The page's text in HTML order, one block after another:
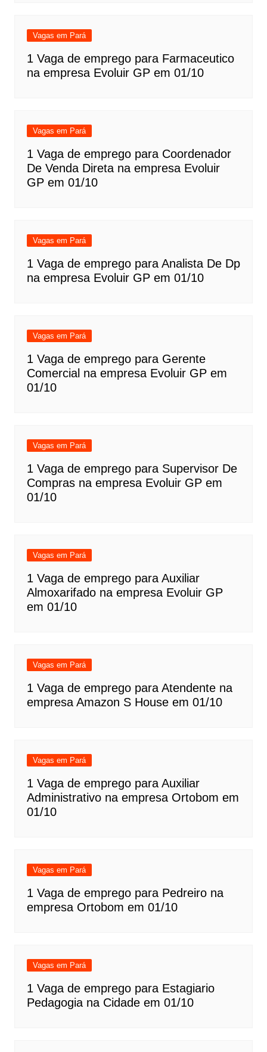
Vagas em Pará
1 Vaga de emprego para Farmaceutico
na empresa Evoluir GP em 01/10
Vagas em Pará
1 Vaga de emprego para Coordenador
De Venda Direta na empresa Evoluir
GP em 01/10
Vagas em Pará
1 Vaga de emprego para Analista De Dp
na empresa Evoluir GP em 01/10
Vagas em Pará
1 Vaga de emprego para Gerente
Comercial na empresa Evoluir GP em
01/10
Vagas em Pará
1 Vaga de emprego para Supervisor De
Compras na empresa Evoluir GP em
01/10
Vagas em Pará
1 Vaga de emprego para Auxiliar
Almoxarifado na empresa Evoluir GP
em 01/10
Vagas em Pará
1 Vaga de emprego para Atendente na
empresa Amazon S House em 01/10
Vagas em Pará
1 Vaga de emprego para Auxiliar
Administrativo na empresa Ortobom em
01/10
Vagas em Pará
1 Vaga de emprego para Pedreiro na
empresa Ortobom em 01/10
Vagas em Pará
1 Vaga de emprego para Estagiario
Pedagogia na Cidade em 01/10